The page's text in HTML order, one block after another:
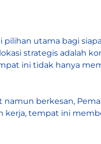
utama bagi
strategis adalah
ini tidak hanya
berkesan,
kerja, tempat ini